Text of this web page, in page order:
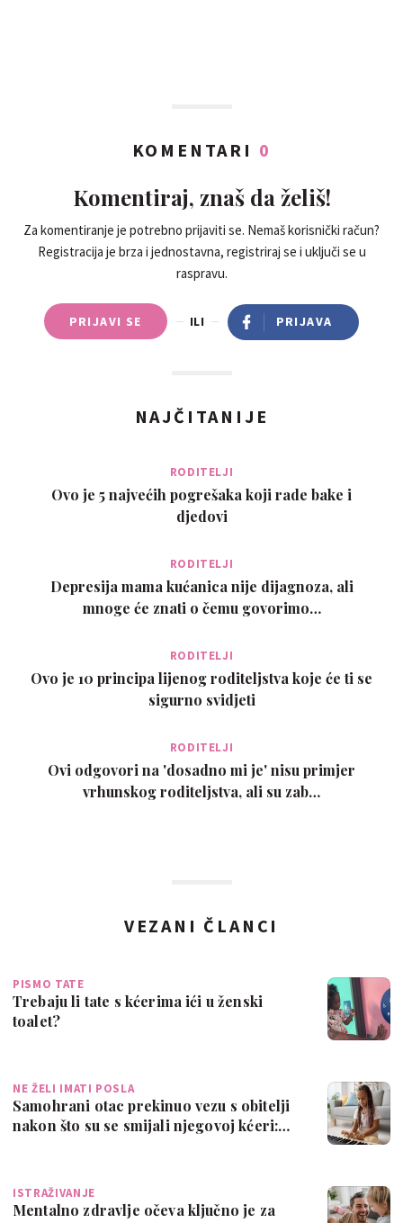
KOMENTARI 0
Komentiraj, znaš da želiš!
Za komentiranje je potrebno prijaviti se. Nemaš korisnički račun?
Registracija je brza i jednostavna, registriraj se i uključi se u
raspravu.
PRIJAVI SE ILI PRIJAVA
NAJČITANIJE
RODITELJI
Ovo je 5 najvećih pogrešaka koji rade bake i
djedovi
RODITELJI
Depresija mama kućanica nije dijagnoza, ali
mnoge će znati o čemu govorimo…
RODITELJI
Ovo je 10 principa lijenog roditeljstva koje će ti se
sigurno svidjeti
RODITELJI
Ovi odgovori na 'dosadno mi je' nisu primjer
vrhunskog roditeljstva, ali su zab…
VEZANI ČLANCI
PISMO TATE
Trebaju li tate s kćerima ići u ženski
toalet?
NE ŽELI IMATI POSLA
Samohrani otac prekinuo vezu s obitelji
nakon što su se smijali njegovoj kćeri:…
ISTRAŽIVANJE
Mentalno zdravlje očeva ključno je za